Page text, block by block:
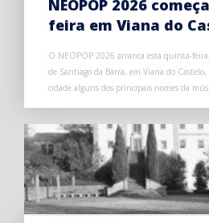
NEOPOP 2026
feira em Viana do
O NEOPOP 2026 arranca esta quinta-
de Santiago da Barra, em Viana do
cidade alguns dos principais nomes da